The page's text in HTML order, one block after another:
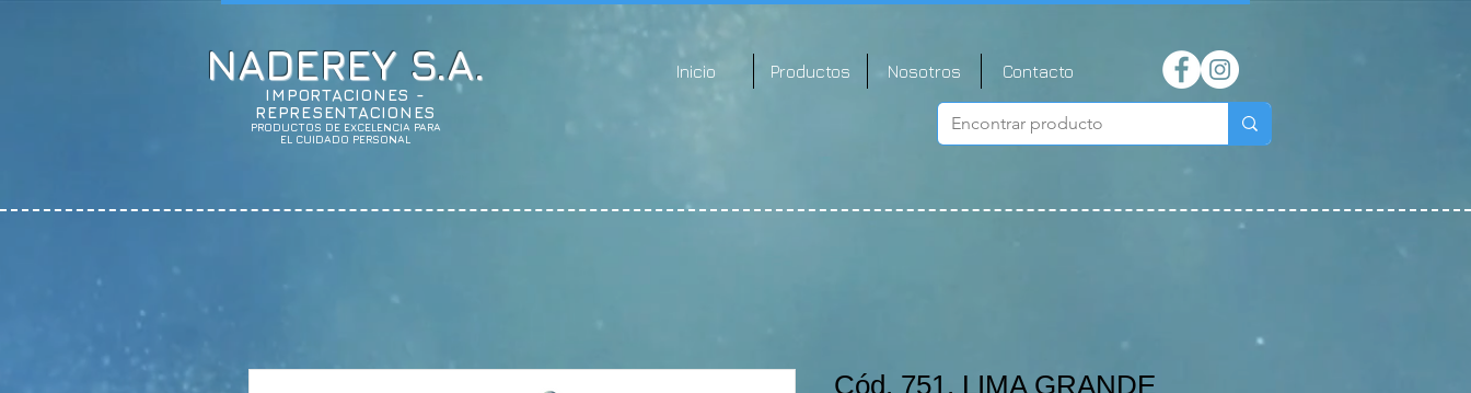
NADEREY S.A.
IMPORTACIONES -
REPRESENTACIONES
PRODUCTOS DE EXCELENCIA PARA
EL CUIDADO PERSONAL
Inicio Productos Nosotros Contacto
Cód. 751. LIMA GRANDE